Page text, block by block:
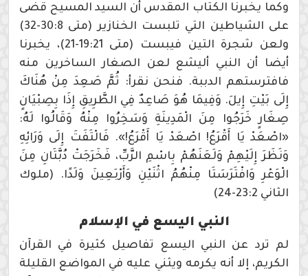
وكما يخبرنا الكتاب المقدس أن السيد المسيح قضى
على الشياطين التي تلبست الخنازير (متى 30:8-32)
ولعن شجرة التين فيبست (متى 19:21-21)، يخبرنا
أيضا أن النبي أليشع لعن الصغار الساخرين منه
فافترستهم الدببة. فنحن نقرأ: ثُمَّ صَعِدَ مِنْ هُنَاكَ
إِلَى بَيْتِ إِيلَ. وَفِيمَا هُوَ صَاعِدٌ فِي الطَّرِيقِ إِذَا بِصِبْيَانٍ
صِغَارٍ خَرَجُوا مِنَ الْمَدِينَةِ وَسَخِرُوا مِنْهُ وَقَالُوا لَهُ:
«اصْعَدْ يَا أَقْرَعُ! اصْعَدْ يَا أَقْرَعُ!». فَالْتَفَتَ إِلَى وَرَائِهِ
وَنَظَرَ إِلَيْهِمْ وَلَعَنَهُمْ بِاسْمِ الرَّبِّ، فَخَرَجَتْ دُبَّتَانِ مِنَ
الْوَعْرِ وَافْتَرَسَتَا مِنْهُمُ اثْنَيْنِ وَأَرْبَعِينَ وَلَدًا. (ملوك
الثاني 23:2-24)
النبي اليسع في الإسلام
لم ترد عن النبي اليسع تفاصيل كثيرة في القرآن
الكريم، إلا أنه يكرمه ويثني عليه في المواضع القليلة